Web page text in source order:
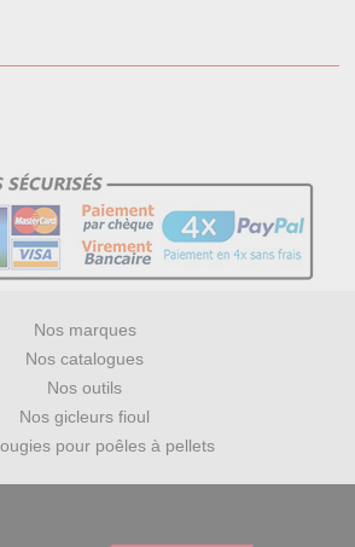
Nos marques
Nos catalogues
Nos outils
Nos gicleurs fioul
pour poêles à pellets